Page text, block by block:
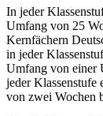
In jeder
Umfang von 25
Kernfächern
in jeder
Umfang von einer
jeder
von zwei Wochen